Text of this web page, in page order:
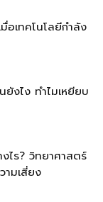
อเทคโนโลยีกำลัง
ยังไง ทำไมเหยียบ
ไร? วิทยาศาสตร์
ามเสี่ยง